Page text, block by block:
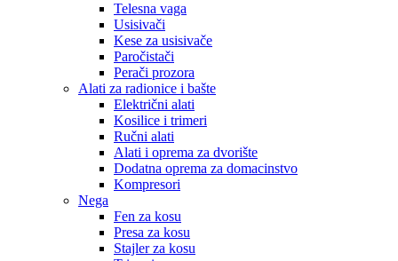
Telesna vaga
Usisivači
Kese za usisivače
Paročistači
Perači prozora
Alati za radionice i bašte
Električni alati
Kosilice i trimeri
Ručni alati
Alati i oprema za dvorište
Dodatna oprema za domacinstvo
Kompresori
Nega
Fen za kosu
Presa za kosu
Stajler za kosu